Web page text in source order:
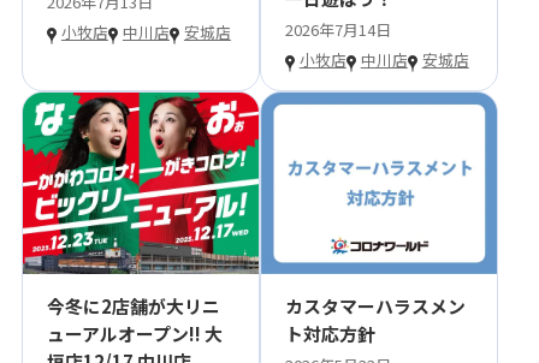
小牧店
中川店 安城店
2026年7月14日
小牧店
中川店 安城店
今冬に2店舗が大リニ
ューアルオープン!! 大
カスタマーハラスメン
ト対応方針